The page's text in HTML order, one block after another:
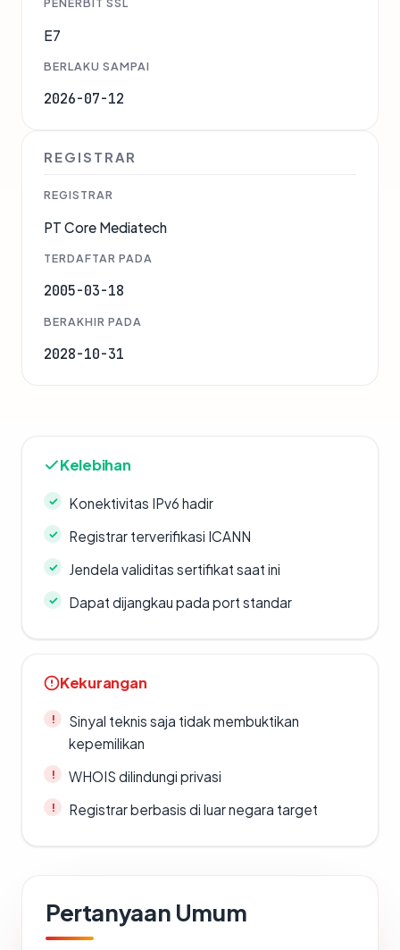
PENERBIT SSL
E7
BERLAKU SAMPAI
2026-07-12
REGISTRAR
REGISTRAR
PT Core Mediatech
TERDAFTAR PADA
2005-03-18
BERAKHIR PADA
2028-10-31
Kelebihan
Konektivitas IPv6 hadir
Registrar terverifikasi ICANN
Jendela validitas sertifikat saat ini
Dapat dijangkau pada port standar
Kekurangan
Sinyal teknis saja tidak membuktikan
kepemilikan
WHOIS dilindungi privasi
Registrar berbasis di luar negara target
Pertanyaan Umum